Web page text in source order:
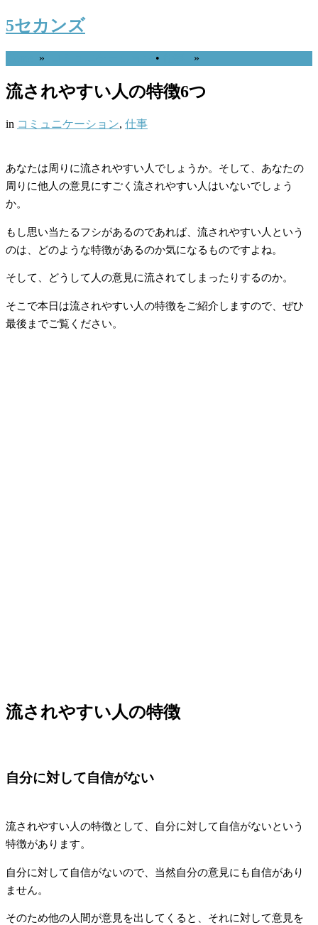
5セカンズ
» • »
流されやすい人の特徴6つ
in コミュニケーション, 仕事
あなたは周りに流されやすい人でしょうか。そして、あなたの
周りに他人の意見にすごく流されやすい人はいないでしょう
か。
もし思い当たるフシがあるのであれば、流されやすい人という
のは、どのような特徴があるのか気になるものですよね。
そして、どうして人の意見に流されてしまったりするのか。
そこで本日は流されやすい人の特徴をご紹介しますので、ぜひ
最後までご覧ください。
流されやすい人の特徴
自分に対して自信がない
流されやすい人の特徴として、自分に対して自信がないという
特徴があります。
自分に対して自信がないので、当然自分の意見にも自信があり
ません。
そのため他の人間が意見を出してくると、それに対して意見を